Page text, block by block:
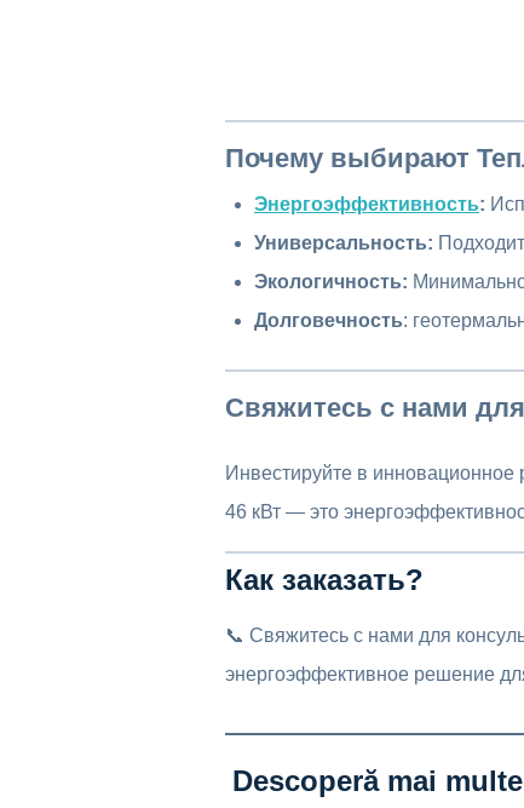
Почему выбирают
Энергоэффективность:
Универсальность:
Экологичность:
Долговечность:
Свяжитесь с нами
Инвестируйте в
46 кВт — это
Как заказать?
📞 Свяжитесь с нами для
энергоэффективное решение
Descoperă mai